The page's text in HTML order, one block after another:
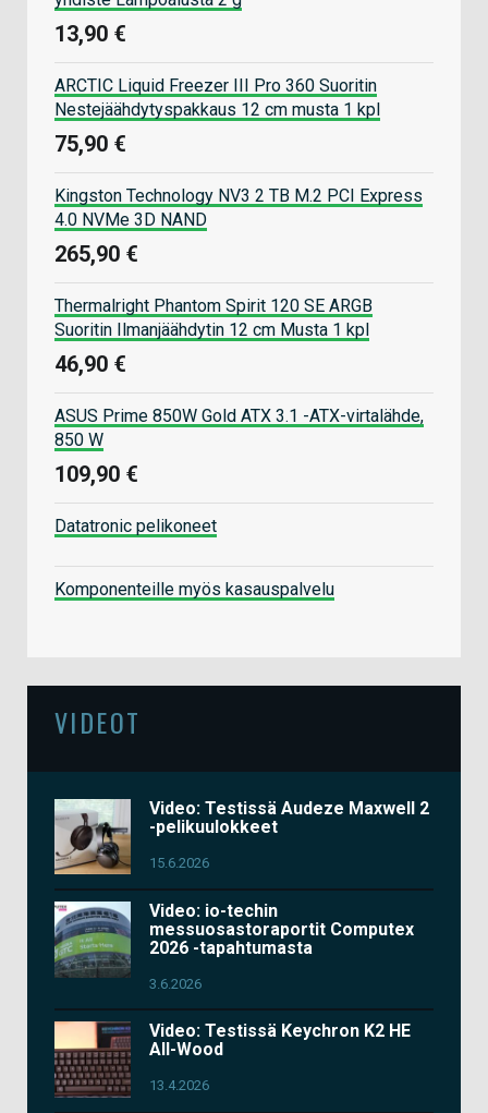
13,90 €
ARCTIC Liquid Freezer III Pro 360 Suoritin
Nestejäähdytyspakkaus 12 cm musta 1 kpl
75,90 €
Kingston Technology NV3 2 TB M.2 PCI Express
4.0 NVMe 3D NAND
265,90 €
Thermalright Phantom Spirit 120 SE ARGB
Suoritin Ilmanjäähdytin 12 cm Musta 1 kpl
46,90 €
ASUS Prime 850W Gold ATX 3.1 -ATX-virtalähde,
850 W
109,90 €
Datatronic pelikoneet
Komponenteille myös kasauspalvelu
VIDEOT
Video: Testissä Audeze Maxwell 2
-pelikuulokkeet
15.6.2026
Video: io-techin
messuosastoraportit Computex
2026 -tapahtumasta
3.6.2026
Video: Testissä Keychron K2 HE
All-Wood
13.4.2026